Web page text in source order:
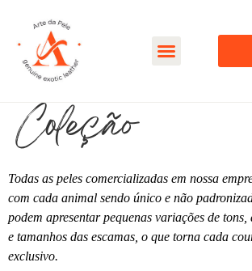
Coleção
Todas as peles comercializadas em nossa
com cada animal sendo único e não
podem apresentar pequenas variações de tons,
e tamanhos das escamas, o que torna cada
exclusivo.